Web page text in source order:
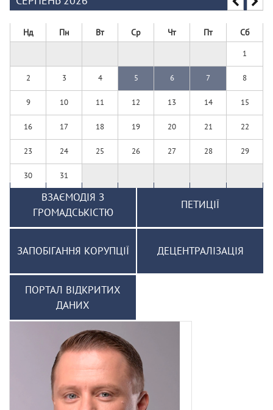
Нд Пн Вт Ср Чт Пт Сб
1
2 3 4 5 6 7 8
9 10 11 12 13 14 15
16 17 18 19 20 21 22
23 24 25 26 27 28 29
30 31
ВЗАЄМОДІЯ З
ГРОМАДСЬКІСТЮ
ПЕТИЦІЇ
ЗАПОБІГАННЯ КОРУПЦІЇ ДЕЦЕНТРАЛІЗАЦІЯ
ПОРТАЛ ВІДКРИТИХ
ДАНИХ